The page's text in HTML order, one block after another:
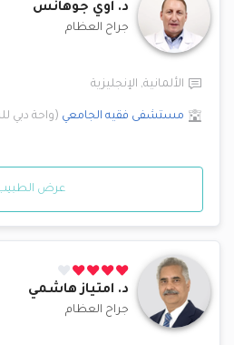
د. اوي جوهانس
جراح العظام
الألمانية, الإنجليزية
مستشفى فقيه الجامعي (واحة دبي
عرض
د. امتياز هاشمي
جراح العظام